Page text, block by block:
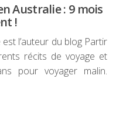
Australie : 9 mois
!
l’auteur du blog Partir
récits de voyage et
pour voyager malin.